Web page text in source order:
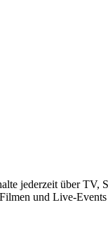
jederzeit über TV,
und Live-